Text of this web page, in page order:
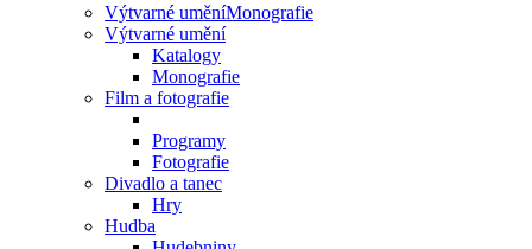
Výtvarné uměníMonografie
Výtvarné umění
Katalogy
Monografie
Film a fotografie
Programy
Fotografie
Divadlo a tanec
Hry
Hudba